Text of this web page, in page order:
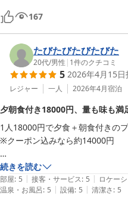
167
たびたびたびたびた
20代/男性 | 1件のクチコミ
5 2026年4月15日
レジャー 一人 2026年4月宿泊
夕朝食付き18000円、量も味も満
1人18000円で夕食＋朝食付きの
※クーポン込みなら約14000円
◯部屋
綺麗に掃除されており、必要なも
窓からは汽水の川？が見えてロケ
続きを読む
部屋: 5 | 接客・サービス: 5 | ロケー
温泉・お風呂: 5 | 設備: 5 | 清潔さ: 5